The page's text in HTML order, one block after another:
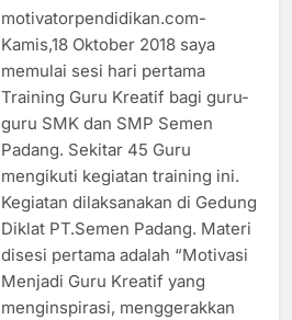
motivatorpendidikan.com-
Kamis,18 Oktober 2018 saya
memulai sesi hari pertama
Training Guru Kreatif bagi guru-
guru SMK dan SMP Semen
Padang. Sekitar 45 Guru
mengikuti kegiatan training ini.
Kegiatan dilaksanakan di Gedung
Diklat PT.Semen Padang. Materi
disesi pertama adalah “Motivasi
Menjadi Guru Kreatif yang
menginspirasi, menggerakkan